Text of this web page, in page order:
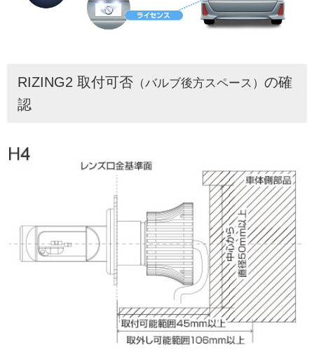
RIZING2 取付可否 （バルブ後方スペース） の確
認